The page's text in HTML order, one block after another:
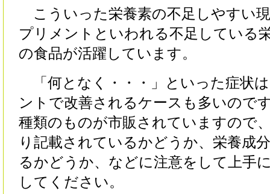
こういった栄養素の不足しやすい
プリメントといわれる不足している
の食品が活躍しています。
「何となく・・・」といった症状
ントで改善されるケースも多いので
種類のものが市販されていますので
り記載されているかどうか、栄養成
るかどうか、などに注意をして上手
してください。